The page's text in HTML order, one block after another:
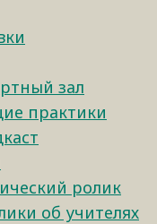
зал
практики
ролик
об учителях